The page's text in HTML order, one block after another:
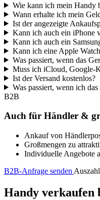
Wie kann ich mein Handy
Wann erhalte ich mein
Ist der angezeigte
Kann ich auch ein iPhone
Kann ich auch ein
Kann ich eine Apple
Was passiert, wenn das
Muss ich iCloud, Google-
Ist der Versand kostenlos?
Was passiert, wenn ich
B2B
Auch für Händler &
Ankauf von
Großmengen zu
Individuelle Angebote
B2B-Anfrage senden
Handy verkaufen